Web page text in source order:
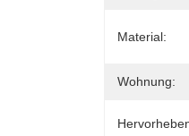
Material:
Wohnung: